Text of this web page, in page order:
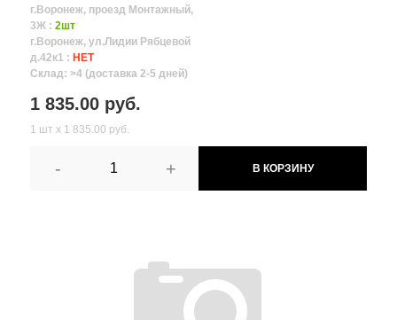
г.Воронеж, проезд Монтажный,
3Ж : 2шт
г.Воронеж, ул.Лидии Рябцевой
д.42к1 : НЕТ
Склад: >4 (доставка 2-5 дней)
1 835.00 руб.
1 шт х 1 835.00 руб.
- + В КОРЗИНУ